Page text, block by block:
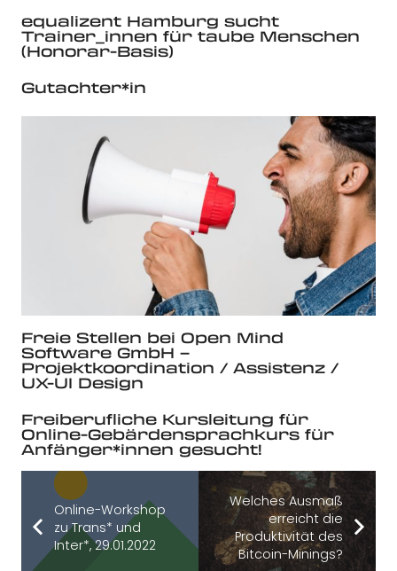
equalizent Hamburg sucht
Trainer_innen für taube Menschen
(Honorar-Basis)
Gutachter*in
Freie Stellen bei Open Mind
Software GmbH –
Projektkoordination / Assistenz /
UX-UI Design
Freiberufliche Kursleitung für
Online-Gebärdensprachkurs für
Anfänger*innen gesucht!
Online-Workshop
zu Trans* und
Inter*, 29.01.2022
Welches Ausmaß
erreicht die
Produktivität des
Bitcoin-Minings?